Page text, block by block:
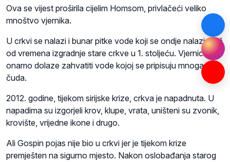
Ova se vijest proširila cijelim Homsom, privlačeći veliko
mnoštvo vjernika.
U crkvi se nalazi i bunar pitke vode koji se ondje nalazio još
od vremena izgradnje stare crkve u 1. stoljeću. Vjernici
onamo dolaze zahvatiti vode kojoj se pripisuju mnoga
čuda.
2012. godine, tijekom sirijske krize, crkva je napadnuta. U
napadima su izgorjeli krov, klupe, vrata, uništeni su zvonik,
krovište, vrijedne ikone i drugo.
Ali Gospin pojas nije bio u crkvi jer je tijekom krize
premješten na sigurno mjesto. Nakon oslobađanja starog